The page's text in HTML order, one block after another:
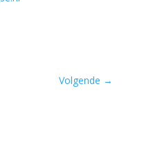
Volgende →